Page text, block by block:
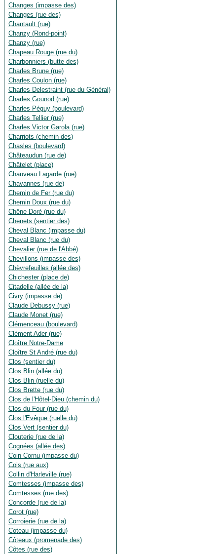
Changes (impasse des)
Changes (rue des)
Chantault (rue)
Chanzy (Rond-point)
Chanzy (rue)
Chapeau Rouge (rue du)
Charbonniers (butte des)
Charles Brune (rue)
Charles Coulon (rue)
Charles Delestraint (rue du Général)
Charles Gounod (rue)
Charles Péguy (boulevard)
Charles Tellier (rue)
Charles Victor Garola (rue)
Charriots (chemin des)
Chasles (boulevard)
Châteaudun (rue de)
Châtelet (place)
Chauveau Lagarde (rue)
Chavannes (rue de)
Chemin de Fer (rue du)
Chemin Doux (rue du)
Chêne Doré (rue du)
Chenets (sentier des)
Cheval Blanc (impasse du)
Cheval Blanc (rue du)
Chevalier (rue de l'Abbé)
Chevillons (impasse des)
Chèvrefeuilles (allée des)
Chichester (place de)
Citadelle (allée de la)
Civry (impasse de)
Claude Debussy (rue)
Claude Monet (rue)
Clémenceau (boulevard)
Clément Ader (rue)
Cloître Notre-Dame
Cloître St André (rue du)
Clos (sentier du)
Clos Blin (allée du)
Clos Blin (ruelle du)
Clos Brette (rue du)
Clos de l'Hôtel-Dieu (chemin du)
Clos du Four (rue du)
Clos l'Evêque (ruelle du)
Clos Vert (sentier du)
Clouterie (rue de la)
Cognées (allée des)
Coin Cornu (impasse du)
Cois (rue aux)
Collin d'Harleville (rue)
Comtesses (impasse des)
Comtesses (rue des)
Concorde (rue de la)
Corot (rue)
Corroierie (rue de la)
Coteau (impasse du)
Côteaux (promenade des)
Côtes (rue des)